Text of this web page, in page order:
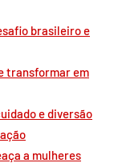
brasileiro e
transformar em
e diversão
a mulheres